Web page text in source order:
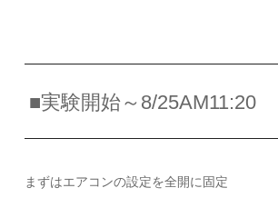
■実験開始～8/25AM11:20
まずはエアコンの設定を全開に固定